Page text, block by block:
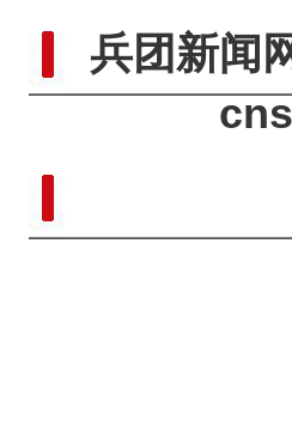
兵团新闻